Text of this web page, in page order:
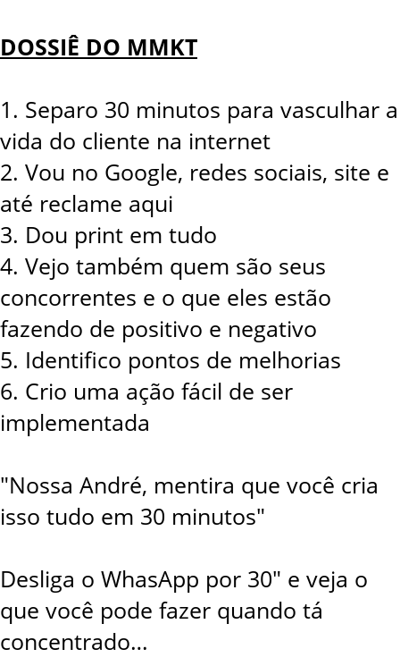
DOSSIÊ DO MMKT
1. Separo 30 minutos para vasculhar a
vida do cliente na internet
2. Vou no Google, redes sociais, site e
até reclame aqui
3. Dou print em tudo
4. Vejo também quem são seus
concorrentes e o que eles estão
fazendo de positivo e negativo
5. Identifico pontos de melhorias
6. Crio uma ação fácil de ser
implementada
"Nossa André, mentira que você cria
isso tudo em 30 minutos"
Desliga o WhasApp por 30" e veja o
que você pode fazer quando tá
concentrado…